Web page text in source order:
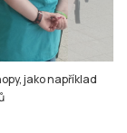
jako například